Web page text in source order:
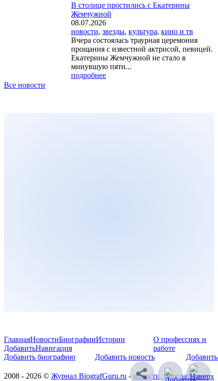
В столице простились с Екатерины
Жемчужной
08.07.2026
новости, звезды, культура, кино и тв
Вчера состоялась траурная церемония
прощания с известной актрисой, певицей.
Екатерины Жемчужной не стало в
минувшую пятн...
подробнее
Все новости
ГлавнаяНовостиБиографииИстории
ДобавитьНавигация
О профессиях и
работе
Добавить биографию
Добавить новость
2008 - 2026 © Журнал BiografGuru.ru - новости, биографии и